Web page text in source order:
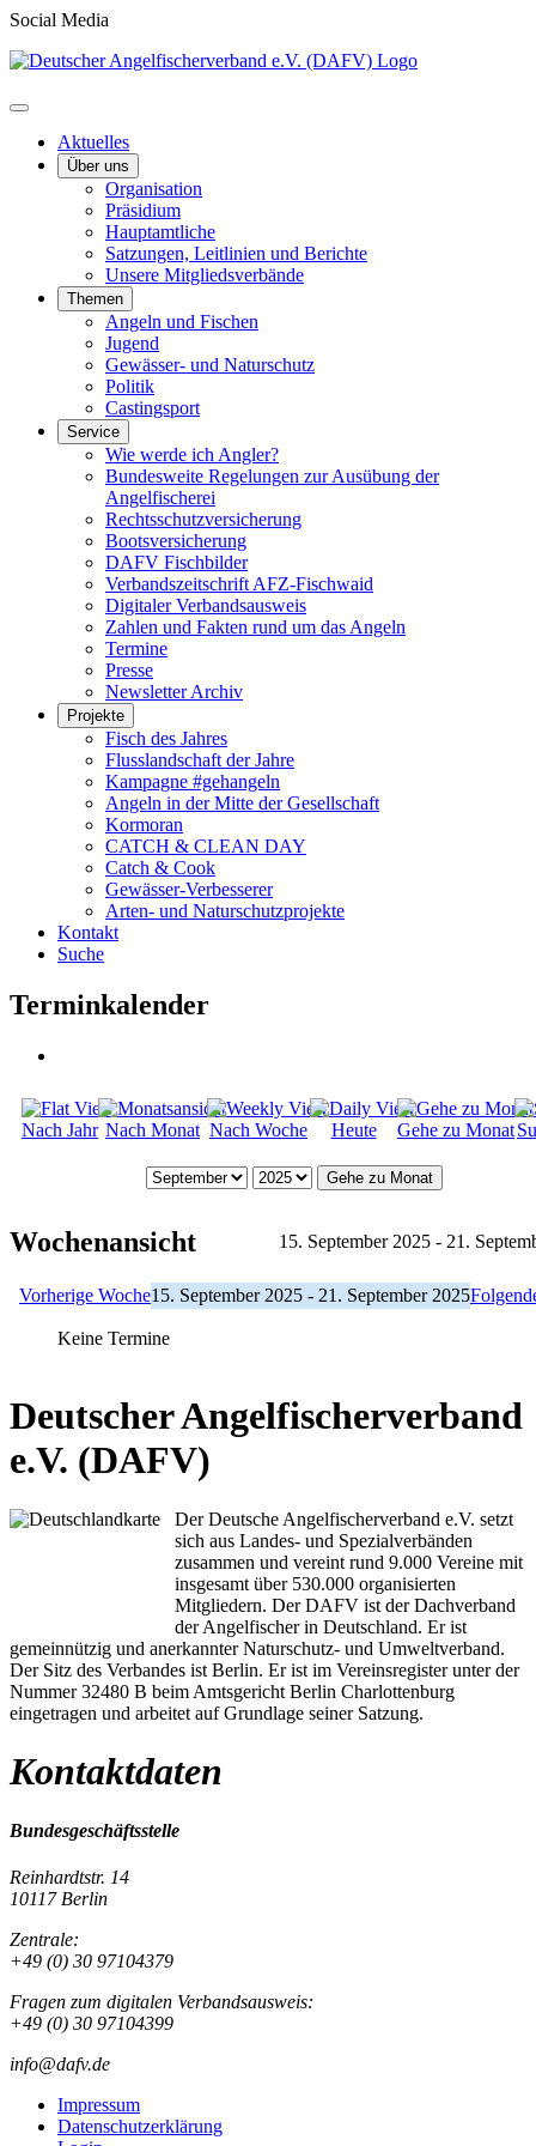
Social Media
Aktuelles
Über uns
Organisation
Präsidium
Hauptamtliche
Satzungen, Leitlinien und Berichte
Unsere Mitgliedsverbände
Themen
Angeln und Fischen
Jugend
Gewässer- und Naturschutz
Politik
Castingsport
Service
Wie werde ich Angler?
Bundesweite Regelungen zur Ausübung der
Angelfischerei
Rechtsschutzversicherung
Bootsversicherung
DAFV Fischbilder
Verbandszeitschrift AFZ-Fischwaid
Digitaler Verbandsausweis
Zahlen und Fakten rund um das Angeln
Termine
Presse
Newsletter Archiv
Projekte
Fisch des Jahres
Flusslandschaft der Jahre
Kampagne #gehangeln
Angeln in der Mitte der Gesellschaft
Kormoran
CATCH & CLEAN DAY
Catch & Cook
Gewässer-Verbesserer
Arten- und Naturschutzprojekte
Kontakt
Suche
Terminkalender
Nach Jahr Nach Monat Nach Woche Heute Gehe zu Monat
Gehe zu Monat
Wochenansicht 15. September 2025 - 21.
Vorherige Woche15. September 2025 - 21. September 2025
Keine Termine
Deutscher Angelfischerverband
e.V. (DAFV)
Der Deutsche Angelfischerverband e.V. setzt
sich aus Landes- und Spezialverbänden
zusammen und vereint rund 9.000 Vereine mit
insgesamt über 530.000 organisierten
Mitgliedern. Der DAFV ist der Dachverband
der Angelfischer in Deutschland. Er ist
gemeinnützig und anerkannter Naturschutz- und Umweltverband.
Der Sitz des Verbandes ist Berlin. Er ist im Vereinsregister unter der
Nummer 32480 B beim Amtsgericht Berlin Charlottenburg
eingetragen und arbeitet auf Grundlage seiner Satzung.
Kontaktdaten
Bundesgeschäftsstelle
Reinhardtstr. 14
10117 Berlin
Zentrale:
+49 (0) 30 97104379
Fragen zum digitalen Verbandsausweis:
+49 (0) 30 97104399
info@dafv.de
Impressum
Datenschutzerklärung